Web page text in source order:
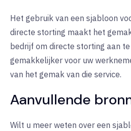
Het gebruik van een sjabloon
directe storting maakt het
bedrijf om directe storting aan
gemakkelijker voor uw
van het gemak van die service.
Aanvullende
Wilt u meer weten over een